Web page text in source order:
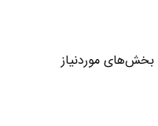
بخش‌های موردنیاز